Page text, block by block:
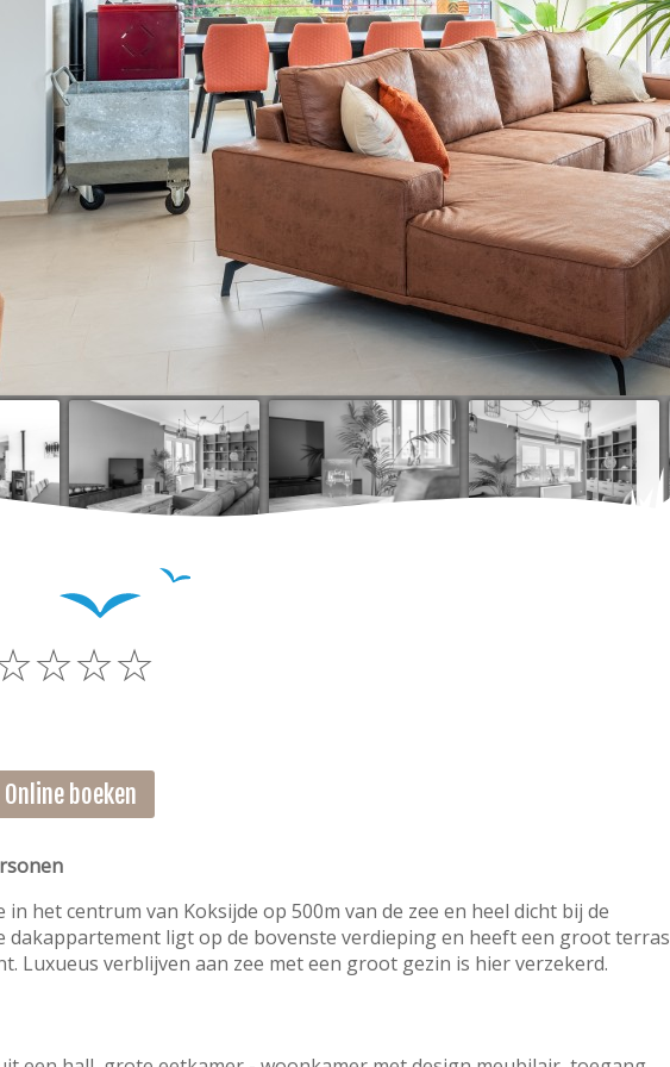
Online boeken
het centrum van Koksijde op 500m van de zee en heel dicht bij de
dakappartement ligt op de bovenste verdieping en heeft een groot terras
Luxueus verblijven aan zee met een groot gezin is hier verzekerd.